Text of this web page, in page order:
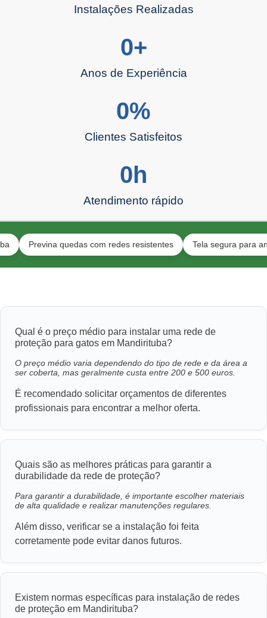
Instalações Realizadas
Anos de Experiência
0+
Clientes Satisfeitos
0%
Atendimento rápido
0h
quedas com redes resistentes Tela segura para animais e
Qual é o preço médio para instalar uma rede de
proteção para gatos em Mandirituba?
O preço médio varia dependendo do tipo de rede e da área a
ser coberta, mas geralmente custa entre 200 e 500 euros.
É recomendado solicitar orçamentos de diferentes
profissionais para encontrar a melhor oferta.
Quais são as melhores práticas para garantir a
durabilidade da rede de proteção?
Para garantir a durabilidade, é importante escolher materiais
de alta qualidade e realizar manutenções regulares.
Além disso, verificar se a instalação foi feita
corretamente pode evitar danos futuros.
Existem normas específicas para instalação de redes
de proteção em Mandirituba?